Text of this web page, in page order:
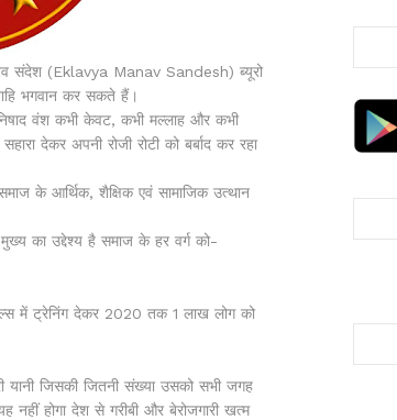
संदेश (Eklavya Manav Sandesh) ब्यूरो
भगवान कर सकते हैं।
वंश कभी केवट, कभी मल्लाह और कभी
देकर अपनी रोजी रोटी को बर्बाद कर रहा
के आर्थिक, शैक्षिक एवं सामाजिक उत्थान
का उद्देश्य है समाज के हर वर्ग को-
में ट्रेनिंग देकर 2020 तक 1 लाख लोग को
यानी जिसकी जितनी संख्या उसको सभी जगह
होगा देश से गरीबी और बेरोजगारी खत्म